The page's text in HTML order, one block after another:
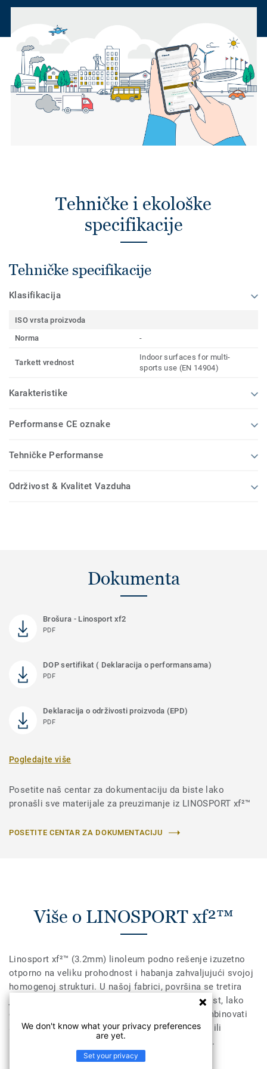
Tehničke i ekološke
specifikacije
Tehničke specifikacije
Klasifikacija
ISO vrsta proizvoda
Norma
-
Tarkett vrednost
Indoor surfaces for multi-
sports use (EN 14904)
Karakteristike
Performanse CE oznake
Tehničke Performanse
Održivost & Kvalitet Vazduha
Dokumenta
Brošura - Linosport xf2
PDF
DOP sertifikat ( Deklaracija o performansama)
PDF
Deklaracija o održivosti proizvoda (EPD)
PDF
Pogledajte više
Posetite naš centar za dokumentaciju da biste lako
pronašli sve materijale za preuzimanje iz LINOSPORT xf²™
POSETITE CENTAR ZA DOKUMENTACIJU
Više o LINOSPORT xf²™
Linosport xf²™ (3.2mm) linoleum podno rešenje izuzetno
otporno na veliku prohodnost i habanja zahvaljujući svojoj
homogenoj strukturi. U našoj fabrici, površina se tretira
jedinstvenom xf²™ zaštitom za dodatnu izdržljivost, lako
čišćenje i ekonomično održavanje. Može se kombinovati
sa Lumaflex Duo podlogom za sportske namene ili
multifunkcionalnu upotebu unutar sportskih hala.
We don't know what your privacy preferences
are yet.
Set your privacy